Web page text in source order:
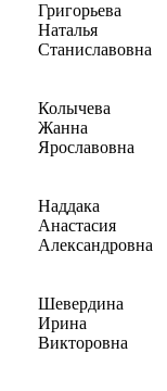
Григорьева
Наталья
Станиславовна
Колычева
Жанна
Ярославовна
Наддака
Анастасия
Александровна
Шевердина
Ирина
Викторовна